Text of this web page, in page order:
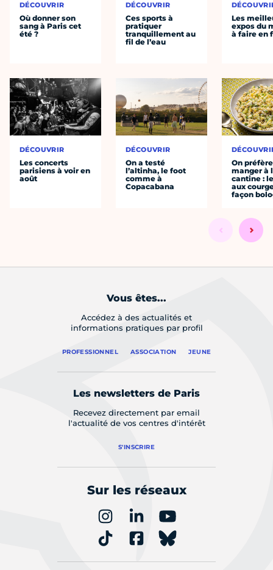
DÉCOUVRIR
Où donner son
sang à Paris cet
été ?
DÉCOUVRIR
Les concerts
parisiens à voir en
août
DÉCOUVRIR
Ces sports à
pratiquer
tranquillement au
fil de l’eau
DÉCOUVRIR
On a testé
l’altinha, le foot
comme à
Copacabana
Les
expos du
à faire en
On préfère
manger à
cantine :
aux
façon
Vous êtes...
Accédez à des actualités et
informations pratiques par profil
PROFESSIONNEL ASSOCIATION JEUNE
Les newsletters de Paris
Recevez directement par email
l'actualité de vos centres d'intérêt
S'INSCRIRE
Sur les réseaux